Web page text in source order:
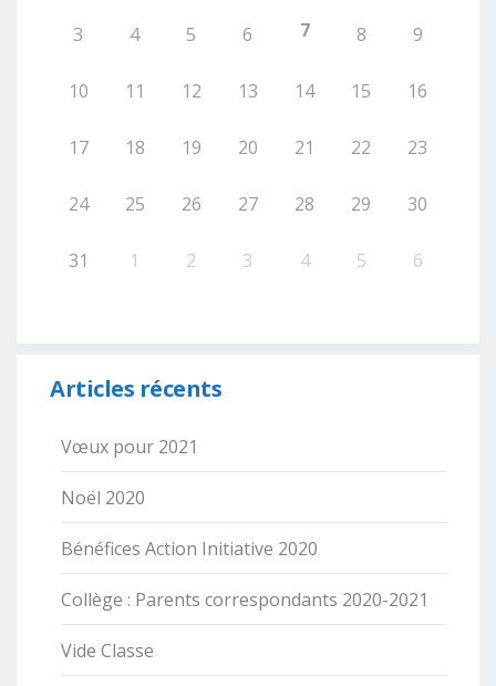
3 4 5 6 7 8 9
10 11 12 13 14 15 16
17 18 19 20 21 22 23
24 25 26 27 28 29 30
31 1 2 3 4 5 6
Articles récents
Vœux pour 2021
Noël 2020
Bénéfices Action Initiative 2020
Collège : Parents correspondants 2020-2021
Vide Classe